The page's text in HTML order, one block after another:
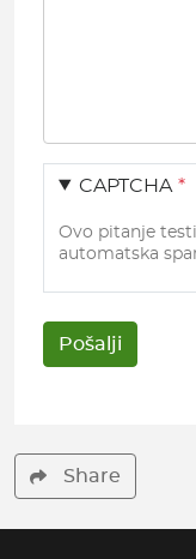
CAPTCHA
Ovo pitanje
automatska
Share